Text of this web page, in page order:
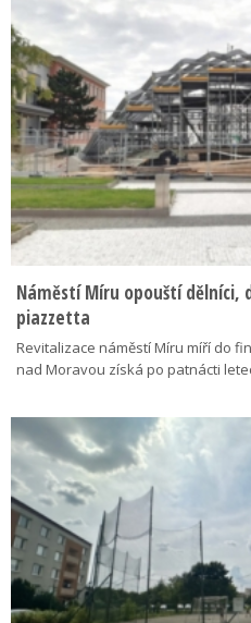
Náměstí Míru opouští dělníci,
piazzetta
Revitalizace náměstí Míru míří do
nad Moravou získá po patnácti